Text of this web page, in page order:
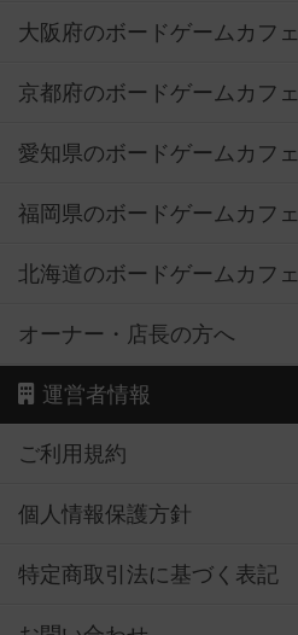
大阪府のボードゲームカフェ
京都府のボードゲームカフェ
愛知県のボードゲームカフェ
福岡県のボードゲームカフェ
北海道のボードゲームカフェ
オーナー・店長の方へ
運営者情報
ご利用規約
個人情報保護方針
特定商取引法に基づく表記